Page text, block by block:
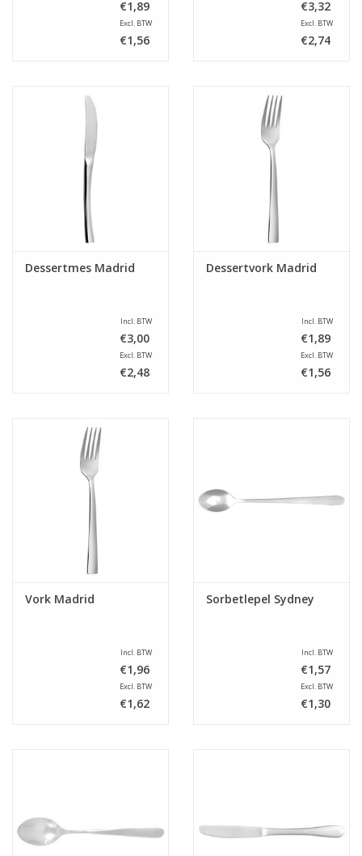
€1,89
Excl. BTW
€1,56
€3,32
Excl. BTW
€2,74
Dessertmes Madrid
Incl. BTW
€3,00
Excl. BTW
€2,48
Dessertvork Madrid
Incl. BTW
€1,89
Excl. BTW
€1,56
Vork Madrid
Incl. BTW
€1,96
Excl. BTW
€1,62
Sorbetlepel Sydney
Incl. BTW
€1,57
Excl. BTW
€1,30